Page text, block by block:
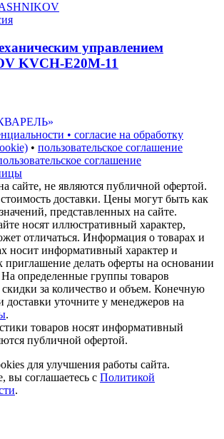
управлением
KVCH-E20M-11
• согласие на обработку
• пользовательское соглашение
соглашение
сайте, не являются публичной офертой.
доставки. Цены могут быть как
представленных на сайте.
носят иллюстративный характер,
отличаться. Информация о товарах и
носит информативный характер и
приглашение делать оферты на основании
определенные группы товаров
скидки за количество и объем. Конечную
доставки уточните у менеджеров на
.
товаров носят информативный
публичной офертой.
для улучшения работы сайта.
вы соглашаетесь с Политикой
.